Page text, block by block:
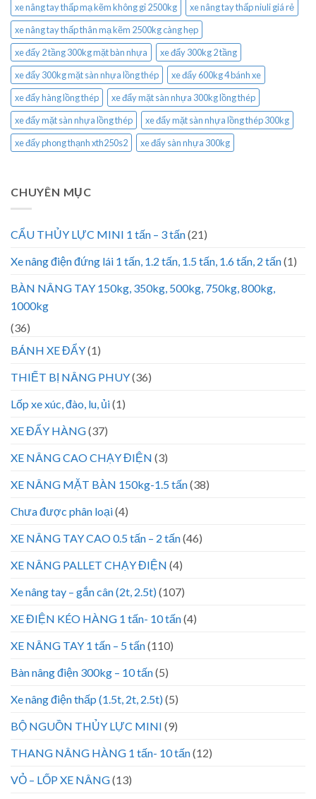
xe nâng tay thấp mạ kẽm không gỉ 2500kg
xe nâng tay thấp niuli giá rẻ
xe nâng tay thấp thân mạ kẽm 2500kg càng hẹp
xe đẩy 2 tầng 300kg mặt bàn nhựa
xe đẩy 300kg 2 tầng
xe đẩy 300kg mặt sàn nhựa lồng thép
xe đẩy 600kg 4 bánh xe
xe đẩy hàng lồng thép
xe đẩy mặt sàn nhựa 300kg lồng thép
xe đẩy mặt sàn nhựa lồng thép
xe đẩy mặt sàn nhựa lồng thép 300kg
xe đẩy phong thạnh xth250s2
xe đẩy sàn nhựa 300kg
CHUYÊN MỤC
CẨU THỦY LỰC MINI 1 tấn – 3 tấn(21)
Xe nâng điện đứng lái 1 tấn, 1.2 tấn, 1.5 tấn, 1.6 tấn, 2 tấn(1)
BÀN NÂNG TAY 150kg, 350kg, 500kg, 750kg, 800kg,
1000kg
(36)
BÁNH XE ĐẨY(1)
THIẾT BỊ NÂNG PHUY(36)
Lốp xe xúc, đào, lu, ủi(1)
XE ĐẨY HÀNG(37)
XE NÂNG CAO CHẠY ĐIỆN (3)
XE NÂNG MẶT BÀN 150kg-1.5 tấn(38)
Chưa được phân loại(4)
XE NÂNG TAY CAO 0.5 tấn – 2 tấn(46)
XE NÂNG PALLET CHẠY ĐIỆN (4)
Xe nâng tay – gắn cân (2t, 2.5t)(107)
XE ĐIỆN KÉO HÀNG 1 tấn- 10 tấn(4)
XE NÂNG TAY 1 tấn – 5 tấn(110)
Bàn nâng điện 300kg – 10 tấn(5)
Xe nâng điện thấp (1.5t, 2t, 2.5t)(5)
BỘ NGUỒN THỦY LỰC MINI (9)
THANG NÂNG HÀNG 1 tấn- 10 tấn(12)
VỎ – LỐP XE NÂNG(13)